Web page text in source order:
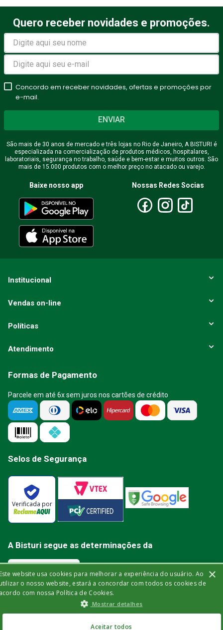
346,75no Pix
Avalie o produto de 1 a 5
estrelas
★★ ★★★
Seu nome
Endereço de email
Escreva uma avaliação
ENVIAR AVALIAÇÃO
Quero receber novidades e promoções.
Concordo em receber novidades, ofertas e promoções por
e-mail.
ENVIAR
São mais de 30 anos de mercado e três lojas no Rio de Janeiro, A BISTURI é
especializada na comercialização de produtos médicos, hospitalares,
laboratoriais, segurança no trabalho, saúde e bem-estar e muitos outros. São
mais de 15.000 produtos com o melhor preço no atacado ou varejo.
Baixe nosso app Nossas Redes Socias
Institucional
Vendas on-line
Políticas
Atendimento
Formas de Pagamento
Parcele em até 6x sem juros nos cartões de crédito
Selos de Segurança
Verificada por
A Bisturi segue as determinações da
Bisturi Distribuidora de Material Hospitalar Ltda | Rua Miguel de Frias, 150 -
loja | Icaraí | Niterói - Rio de Janeiro | CEP: 24.220-003 | CNPJ: 32.561.144/0001-
03 | Insc. Est.: 84.147.982 | Telefone: (21) 2606-1709. © 2021 bisturi.com.br.
devem ser utilizadas para automedicação e não substituem, de forma
×
website usa cookies para melhorar a experiência do usuário. Ao
o nosso website, estará a concordar com todos os cookies de
com nossa Política de Cookies.
Mostrar detalhes
Aceitar todos